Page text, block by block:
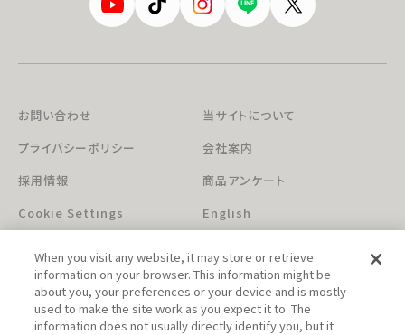
お問い合わせ
当サイトについて
プライバシーポリシー
会社案内
採用情報
商品アンケート
Cookie Settings
English
When you visit any website, it may store or retrieve
information on your browser. This information might be
about you, your preferences or your device and is mostly
used to make the site work as you expect it to. The
information does not usually directly identify you, but it